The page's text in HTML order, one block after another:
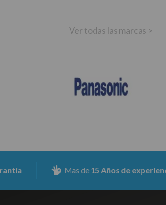
Ver todas las marcas >
Mas de15 Años de experiencia